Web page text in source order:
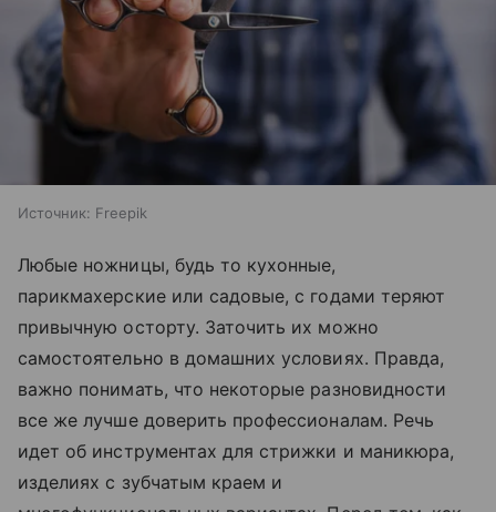
Источник: Freepik
Любые ножницы, будь то кухонные,
парикмахерские или садовые, с годами теряют
привычную осторту. Заточить их можно
самостоятельно в домашних условиях. Правда,
важно понимать, что некоторые разновидности
все же лучше доверить профессионалам. Речь
идет об инструментах для стрижки и маникюра,
изделиях с зубчатым краем и